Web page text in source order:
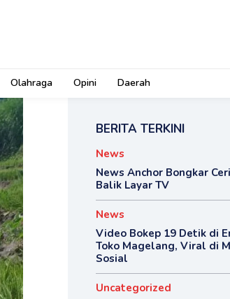
Olahraga Opini Daerah
BERITA TERKINI
News
News Anchor Bongkar
Balik Layar TV
News
Video Bokep 19 Detik di
Toko Magelang, Viral di
Sosial
Uncategorized